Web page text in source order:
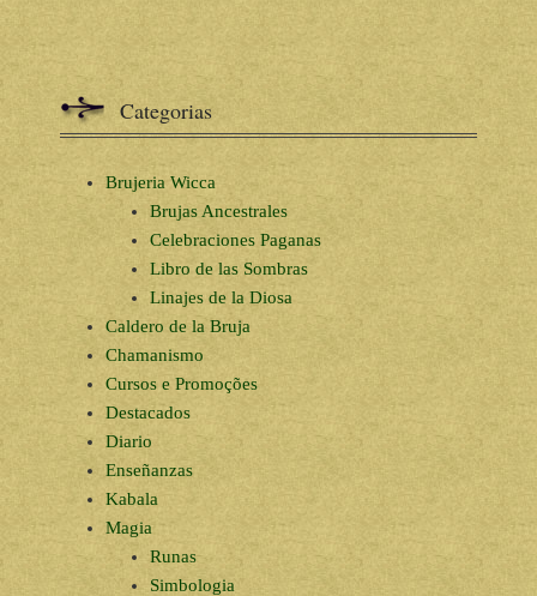
Categorias
Brujeria Wicca
Brujas Ancestrales
Celebraciones Paganas
Libro de las Sombras
Linajes de la Diosa
Caldero de la Bruja
Chamanismo
Cursos e Promoções
Destacados
Diario
Enseñanzas
Kabala
Magia
Runas
Simbologia